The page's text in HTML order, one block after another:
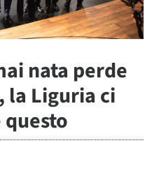
nata perde
la Liguria ci